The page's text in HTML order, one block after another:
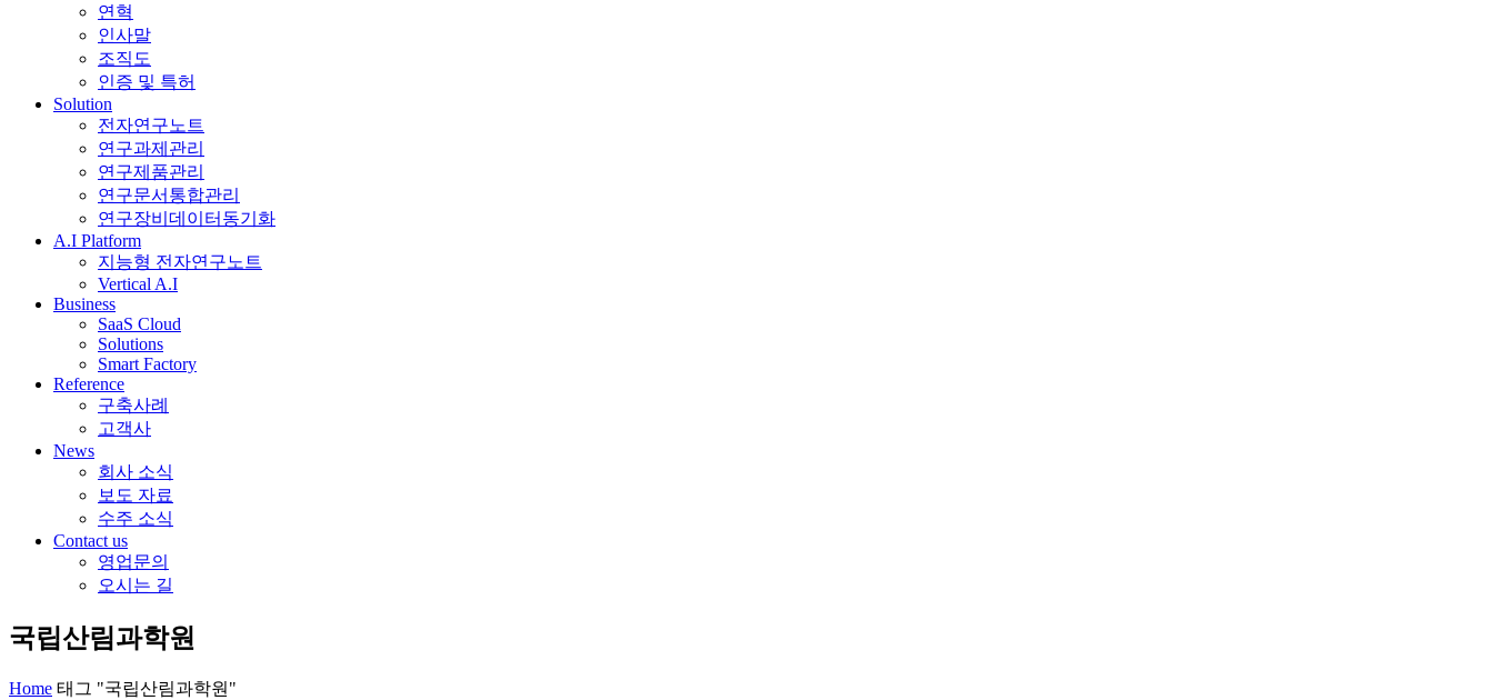
연혁
인사말
조직도
인증 및 특허
Solution
전자연구노트
연구과제관리
연구제품관리
연구문서통합관리
연구장비데이터동기화
A.I Platform
지능형 전자연구노트
Vertical A.I
Business
SaaS Cloud
Solutions
Smart Factory
Reference
구축사례
고객사
News
회사 소식
보도 자료
수주 소식
Contact us
영업문의
오시는 길
국립산림과학원
Home 태그 "국립산림과학원"